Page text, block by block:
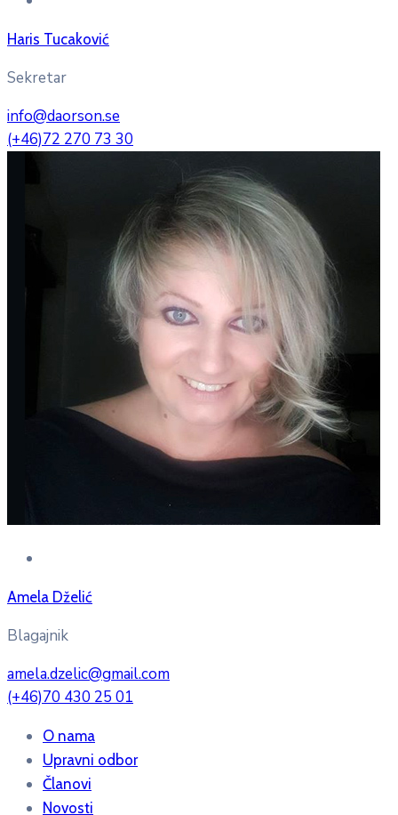
Haris Tucaković
Sekretar
info@daorson.se
(+46)72 270 73 30
Amela Dželić
Blagajnik
amela.dzelic@gmail.com
(+46)70 430 25 01
O nama
Upravni odbor
Članovi
Novosti